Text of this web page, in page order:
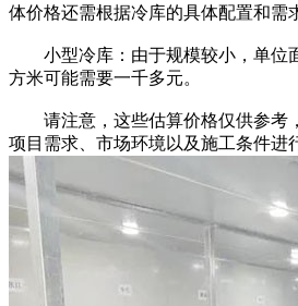
体价格还需根据冷库的具体配置和需
小型冷库：由于规模较小，单位
方米可能需要一千多元。
请注意，这些估算价格仅供参考
项目需求、市场环境以及施工条件进